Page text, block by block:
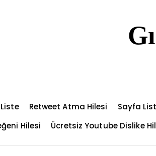
Liste Retweet Atma Hilesi Sayfa
Hilesi
Ücretsiz Youtube Dislike